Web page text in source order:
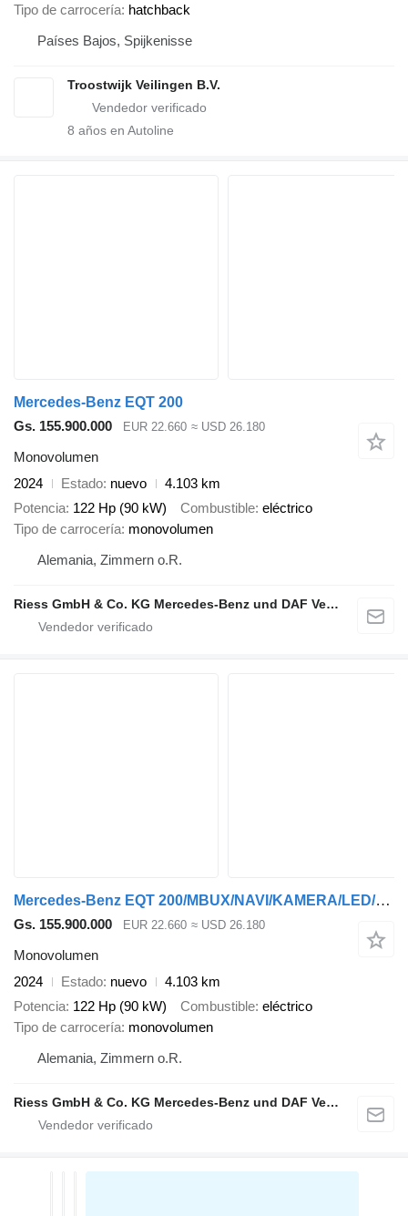
Tipo de carrocería hatchback
Países Bajos, Spijkenisse
Troostwijk Veilingen B.V.
8 años en Autoline
Mercedes-Benz EQT 200
Gs. 155.900.000
EUR 22.660 ≈ USD 26.180
Monovolumen
2024
Estado nuevo
4.103 km
Potencia 122 Hp (90 kW) Combustible eléctrico
Tipo de carrocería monovolumen
Alemania, Zimmern o.R.
Riess GmbH & Co. KG Mercedes-Benz und DAF Vertragspartner
Mercedes-Benz EQT 200/MBUX/NAVI/KAMERA/LED/45kWh/KEYLESS-GO/VO
Gs. 155.900.000 EUR 22.660 ≈ USD 26.180
Monovolumen
2024
Estado nuevo
4.103 km
Potencia 122 Hp (90 kW) Combustible eléctrico
Tipo de carrocería monovolumen
Alemania, Zimmern o.R.
Riess GmbH & Co. KG Mercedes-Benz und DAF Vertragspartner